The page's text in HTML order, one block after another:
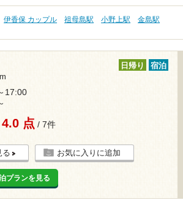
伊香保 カップル 祖母島駅 小野上駅
金島駅
日帰り 宿泊
17:00
4.0 点 / 7件
る お気に入りに追加
プランを見る